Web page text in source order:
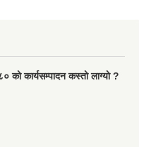
को कार्यसम्पादन कस्तो लाग्यो ?